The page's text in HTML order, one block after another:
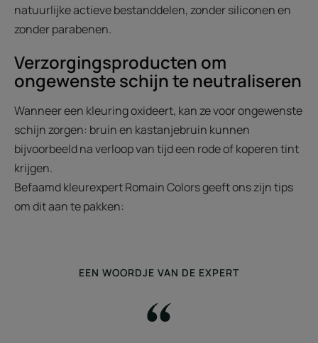
natuurlijke actieve bestanddelen, zonder siliconen en
zonder parabenen.
Verzorgingsproducten om
ongewenste schijn te neutraliseren
Wanneer een kleuring oxideert, kan ze voor ongewenste
schijn zorgen: bruin en kastanjebruin kunnen
bijvoorbeeld na verloop van tijd een rode of koperen tint
krijgen.
Befaamd kleurexpert Romain Colors geeft ons zijn tips
om dit aan te pakken:
EEN WOORDJE VAN DE EXPERT